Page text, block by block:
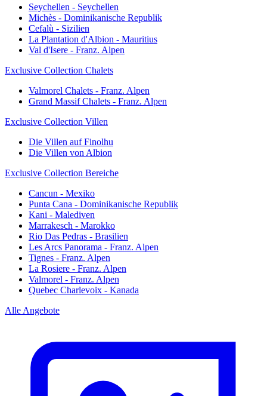
Seychellen - Seychellen
Michès - Dominikanische Republik
Cefalù - Sizilien
La Plantation d'Albion - Mauritius
Val d'Isere - Franz. Alpen
Exclusive Collection Chalets
Valmorel Chalets - Franz. Alpen
Grand Massif Chalets - Franz. Alpen
Exclusive Collection Villen
Die Villen auf Finolhu
Die Villen von Albion
Exclusive Collection Bereiche
Cancun - Mexiko
Punta Cana - Dominikanische Republik
Kani - Malediven
Marrakesch - Marokko
Rio Das Pedras - Brasilien
Les Arcs Panorama - Franz. Alpen
Tignes - Franz. Alpen
La Rosiere - Franz. Alpen
Valmorel - Franz. Alpen
Quebec Charlevoix - Kanada
Alle Angebote